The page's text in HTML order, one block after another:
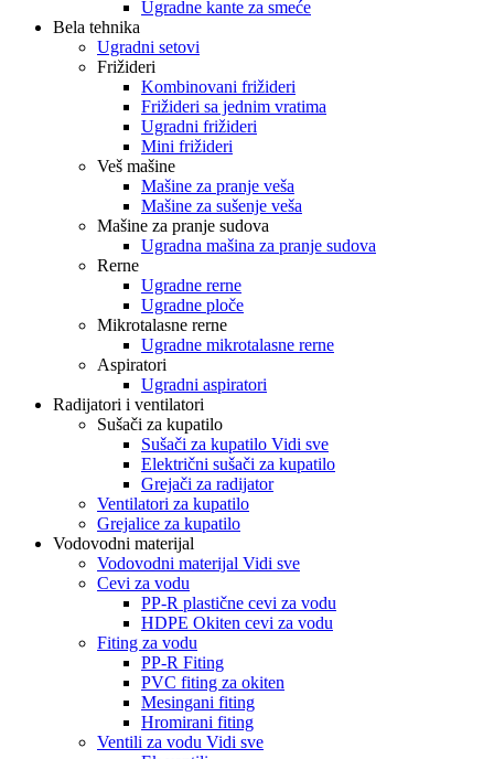
Ugradne kante za smeće
Bela tehnika
Ugradni setovi
Frižideri
Kombinovani frižideri
Frižideri sa jednim vratima
Ugradni frižideri
Mini frižideri
Veš mašine
Mašine za pranje veša
Mašine za sušenje veša
Mašine za pranje sudova
Ugradna mašina za pranje sudova
Rerne
Ugradne rerne
Ugradne ploče
Mikrotalasne rerne
Ugradne mikrotalasne rerne
Aspiratori
Ugradni aspiratori
Radijatori i ventilatori
Sušači za kupatilo
Sušači za kupatilo Vidi sve
Električni sušači za kupatilo
Grejači za radijator
Ventilatori za kupatilo
Grejalice za kupatilo
Vodovodni materijal
Vodovodni materijal Vidi sve
Cevi za vodu
PP-R plastične cevi za vodu
HDPE Okiten cevi za vodu
Fiting za vodu
PP-R Fiting
PVC fiting za okiten
Mesingani fiting
Hromirani fiting
Ventili za vodu Vidi sve